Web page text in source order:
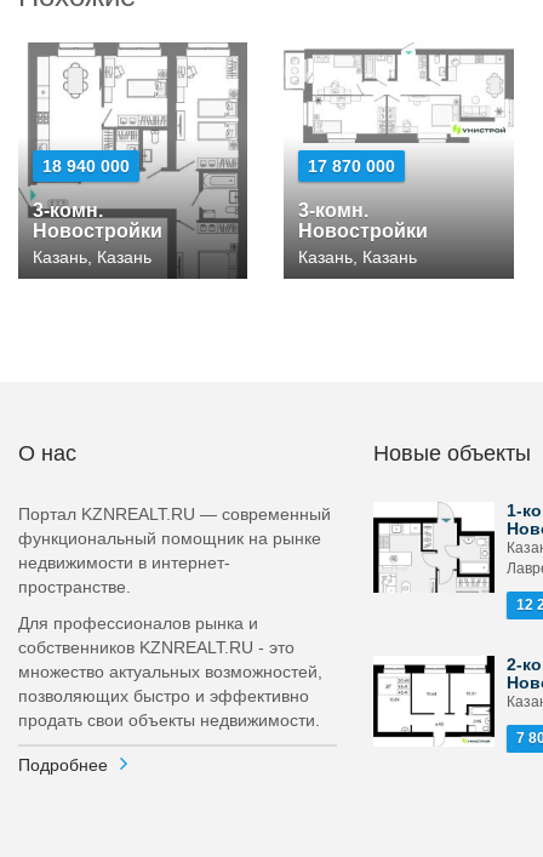
18 940 000
3-комн.
Новостройки
Казань, Казань
17 870 000
3-комн.
Новостройки
Казань, Казань
О нас
Портал KZNREALT.RU — современный
функциональный помощник на рынке
недвижимости в интернет-
пространстве.
Для профессионалов рынка и
собственников KZNREALT.RU - это
множество актуальных возможностей,
позволяющих быстро и эффективно
продать свои объекты недвижимости.
Подробнее
Новые объекты
1-
12
2-
7